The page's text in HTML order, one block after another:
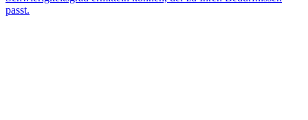
passt.